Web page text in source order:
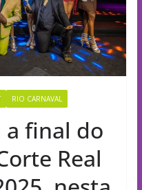
RIO CARNAVAL
a final do
Real